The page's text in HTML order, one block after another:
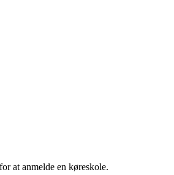
at anmelde en køreskole.